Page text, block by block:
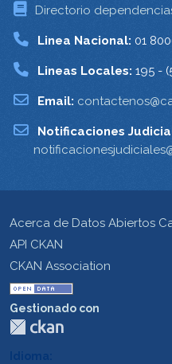
Directorio
Linea Nacional: 01
Lineas Locales: 195 -
Email:
Notificaciones
Acerca de Datos Abiertos
API CKAN
CKAN Association
Gestionado con